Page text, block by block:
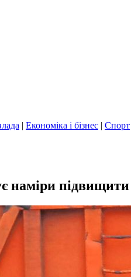
| Економіка і бізнес | Спорт
наміри